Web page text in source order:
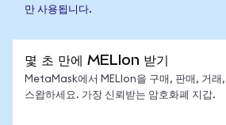
만 사용됩니다.
몇 초 만에 MELIon 받기
MetaMask에서 MELIon을 구매, 판매, 거래,
스왑하세요. 가장 신뢰받는 암호화폐 지갑.